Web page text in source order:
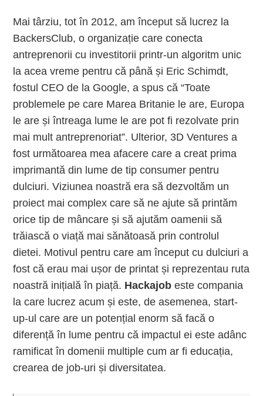
Mai târziu, tot în 2012, am început să lucrez la
BackersClub, o organizație care conecta
antreprenorii cu investitorii printr-un algoritm unic
la acea vreme pentru că până și Eric Schimdt,
fostul CEO de la Google, a spus că “Toate
problemele pe care Marea Britanie le are, Europa
le are și întreaga lume le are pot fi rezolvate prin
mai mult antreprenoriat”. Ulterior, 3D Ventures a
fost următoarea mea afacere care a creat prima
imprimantă din lume de tip consumer pentru
dulciuri. Viziunea noastră era să dezvoltăm un
proiect mai complex care să ne ajute să printăm
orice tip de mâncare și să ajutăm oamenii să
trăiască o viață mai sănătoasă prin controlul
dietei. Motivul pentru care am început cu dulciuri a
fost că erau mai ușor de printat și reprezentau ruta
noastră inițială în piață. Hackajob este compania
la care lucrez acum și este, de asemenea, start-
up-ul care are un potențial enorm să facă o
diferență în lume pentru că impactul ei este adânc
ramificat în domenii multiple cum ar fi educația,
crearea de job-uri și diversitatea.